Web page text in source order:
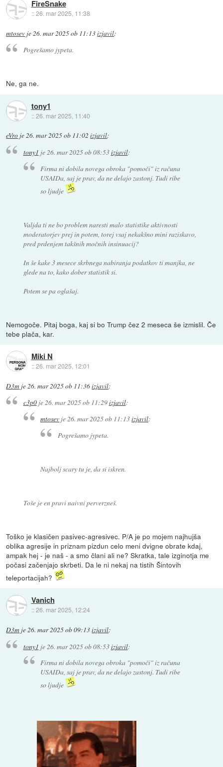
FireSnake
::26. mar 2025, 11:38
mtosev je26. mar 2025 ob 11:13izjavil:
Pogrešamo jypeta.
Ne, ga ne.
tony1
::26. mar 2025, 11:40
eVro je26. mar 2025 ob 11:02 izjavil:
tony1 je26. mar 2025 ob 08:53izjavil:
Firma ni dobila novega obroka "pomoči" iz računa
USAIDa, saj je prav, da ne delajo zastonj. Tudi ribe
so ljudje
Valjda ti ne bo problem naresti malo statistike aktivnosti
moderatorjev prej in potem, torej vsaj nekakšno mini raziskavo,
pred prdenjem takšnih močnih insinuacij?
In še kake 3 mesece skrbnega nabiranja podatkov ti manjka, ne
glede na to, kako dober statistik si.
Potem se pa oglašaj.
Nemogoče. Pitaj boga, kaj si bo Trump čez 2 meseca še izmislil. Če
tebe plača, kar.
Miki N
::26. mar 2025, 12:01
D3m je26. mar 2025 ob 11:36izjavil:
c3p0je26. mar 2025 ob 11:29izjavil:
mtosev je26. mar 2025 ob 11:13izjavil:
Pogrešamo jypeta.
Najbolj scary tu je, da si iskren.
Toše je en pravi naivni perverzneš.
Toško je klasičen pasivec-agresivec. P/A je po mojem najhujša
oblika agresije in priznam pizdun celo meni dvigne obrate kdaj,
ampak hej - je naš - a smo člani ali ne? Skratka, tale izginotja me
počasi začenjajo skrbeti. Da le ni nekaj na tistih Šintovih
teleportacijah?
Vanich
::26. mar 2025, 12:24
D3m je26. mar 2025 ob 09:13izjavil:
tony1 je 26. mar 2025 ob 08:53izjavil:
Firma ni dobila novega obroka "pomoči" iz računa
USAIDa, saj je prav, da ne delajo zastonj. Tudi ribe
so ljudje